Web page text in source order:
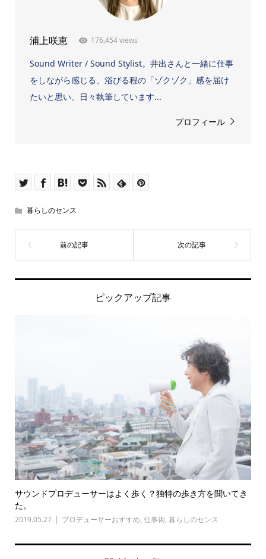
浦上咲恵 176,454 views
Sound Writer / Sound Stylist。井出さんと一緒に仕事
をしながら感じる、浴びる程の「ゾクゾク」感を届け
たいと思い、日々執筆しています...
プロフィール
暮らしのセンス
ピックアップ記事
サウンドプロデューサーはよく歩く？独特の歩き方を聞いてき
た。
2019.05.27 プロデューサーおすすめ, 仕事術, 暮らしのセンス